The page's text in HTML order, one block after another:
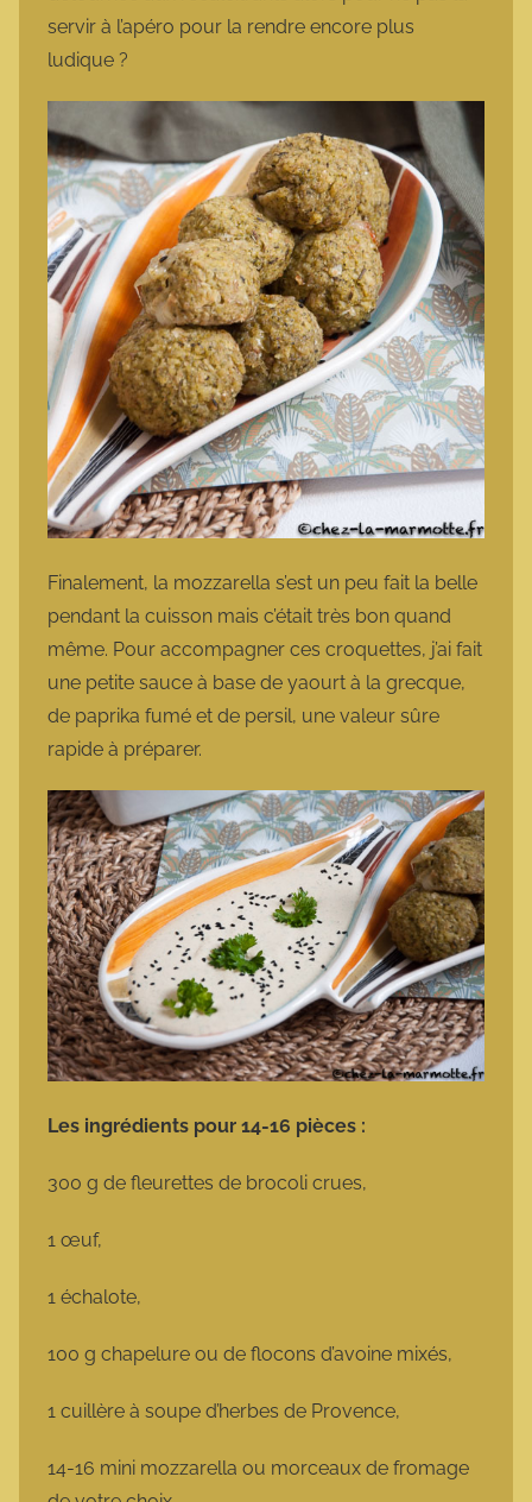
servir à l’apéro pour la rendre encore plus
ludique ?
Finalement, la mozzarella s’est un peu fait la belle
pendant la cuisson mais c’était très bon quand
même. Pour accompagner ces croquettes, j’ai fait
une petite sauce à base de yaourt à la grecque,
de paprika fumé et de persil, une valeur sûre
rapide à préparer.
Les ingrédients pour 14-16 pièces :
300 g de fleurettes de brocoli crues,
1 œuf,
1 échalote,
100 g chapelure ou de flocons d’avoine mixés,
1 cuillère à soupe d’herbes de Provence,
14-16 mini mozzarella ou morceaux de fromage